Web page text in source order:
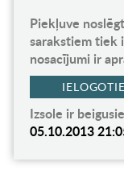
Piekļuve
sarakstiem tiek
nosacījumi ir
Izsole ir
05.10.2013